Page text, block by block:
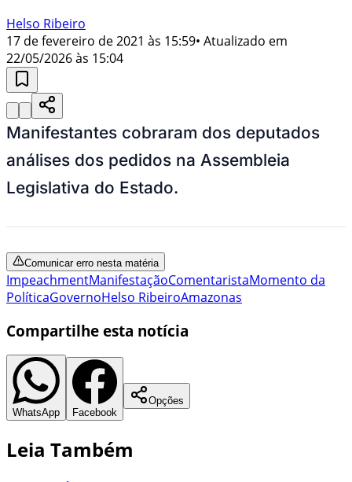
Helso Ribeiro
17 de fevereiro de 2021 às 15:59• Atualizado em
22/05/2026 às 15:04
Manifestantes cobraram dos deputados
análises dos pedidos na Assembleia
Legislativa do Estado.
Comunicar erro nesta matéria
ImpeachmentManifestaçãoComentaristaMomento da
PolíticaGovernoHelso RibeiroAmazonas
Compartilhe esta notícia
WhatsApp Facebook
Opções
Leia Também